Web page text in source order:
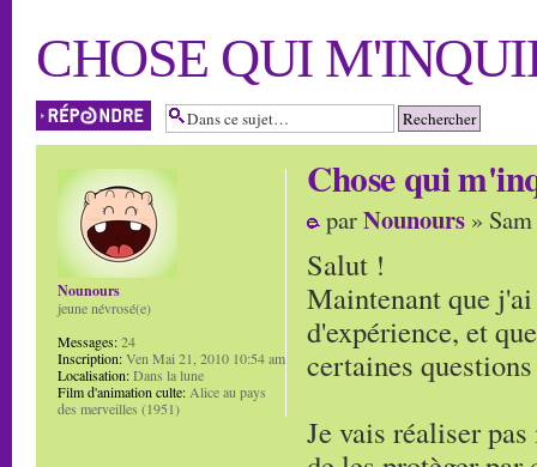
CHOSE QUI
Répondre
Chose qui
parNounours »
Salut !
Maintenant que
d'expérience, et
certaines
Je vais réaliser
Nounours
jeune névrosé(e)
Messages:24
Inscription:Ven Mai 21, 2010 10:54 am
Localisation:Dans la lune
Film d'animation culte: Alice au pays
des merveilles (1951)